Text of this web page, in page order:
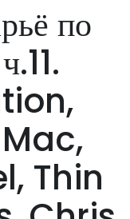
по
Thin